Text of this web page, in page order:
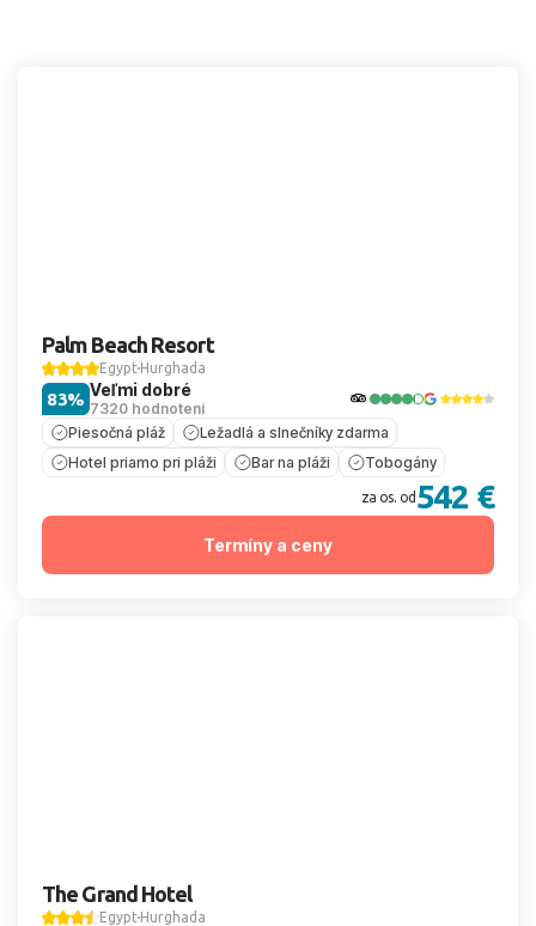
Palm Beach Resort
Egypt Hurghada
Veľmi dobré
7320 hodnotení
83%
Piesočná pláž
Ležadlá a slnečníky zdarma
Hotel priamo pri pláži
Bar na pláži Tobogány
za os. od 542 €
Termíny a ceny
The Grand Hotel
Egypt Hurghada